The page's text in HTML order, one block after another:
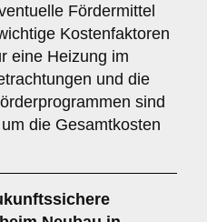
Fördermittel
Kostenfaktoren
eine Heizung im
und die
sind
die Gesamtkosten